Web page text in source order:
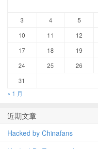
3
4 5
10
11 12
17
18 19
24
25 26
31
« 1 月
近期文章
Hacked by Chinafans